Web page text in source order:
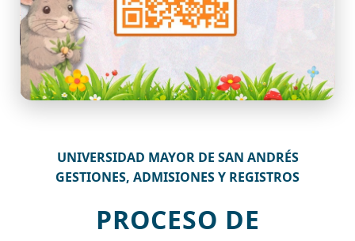
UNIVERSIDAD MAYOR DE SAN ANDRÉS
GESTIONES, ADMISIONES Y REGISTROS
PROCESO DE